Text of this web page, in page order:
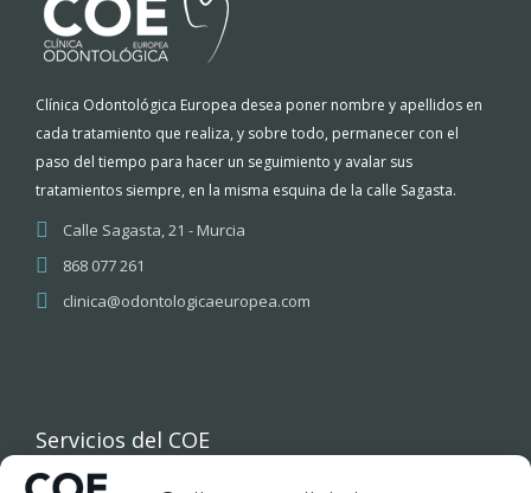
Clínica Odontológica Europea desea poner nombre y apellidos en
cada tratamiento que realiza, y sobre todo, permanecer con el
paso del tiempo para hacer un seguimiento y avalar sus
tratamientos siempre, en la misma esquina de la calle Sagasta.
Calle Sagasta, 21 - Murcia
868 077 261
clinica@odontologicaeuropea.com
Servicios del COE